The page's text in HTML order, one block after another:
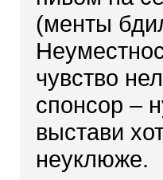
(менты
чувство
спонсор –
выстави
неуклюже.